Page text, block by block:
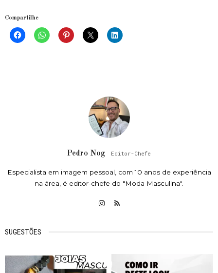
Compartilhe
Pedro Nog Editor-Chefe
Especialista em imagem pessoal, com 10 anos de experiência
na área, é editor-chefe do "Moda Masculina".
SUGESTÕES